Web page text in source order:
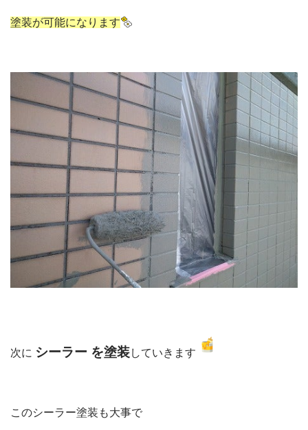
塗装が可能になります
次に シーラー を塗装していきます
このシーラー塗装も大事で